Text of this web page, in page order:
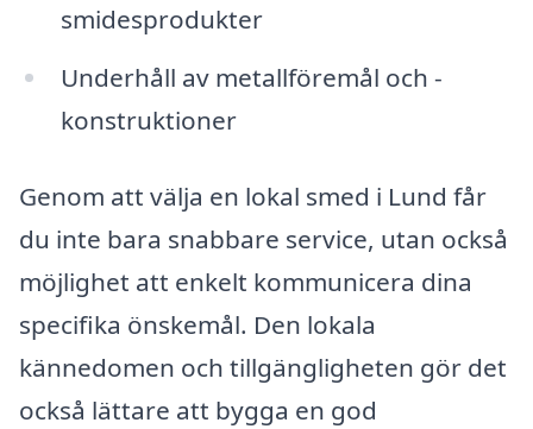
smidesprodukter
Underhåll av metallföremål och -
konstruktioner
Genom att välja en lokal smed i Lund får
du inte bara snabbare service, utan också
möjlighet att enkelt kommunicera dina
specifika önskemål. Den lokala
kännedomen och tillgängligheten gör det
också lättare att bygga en god